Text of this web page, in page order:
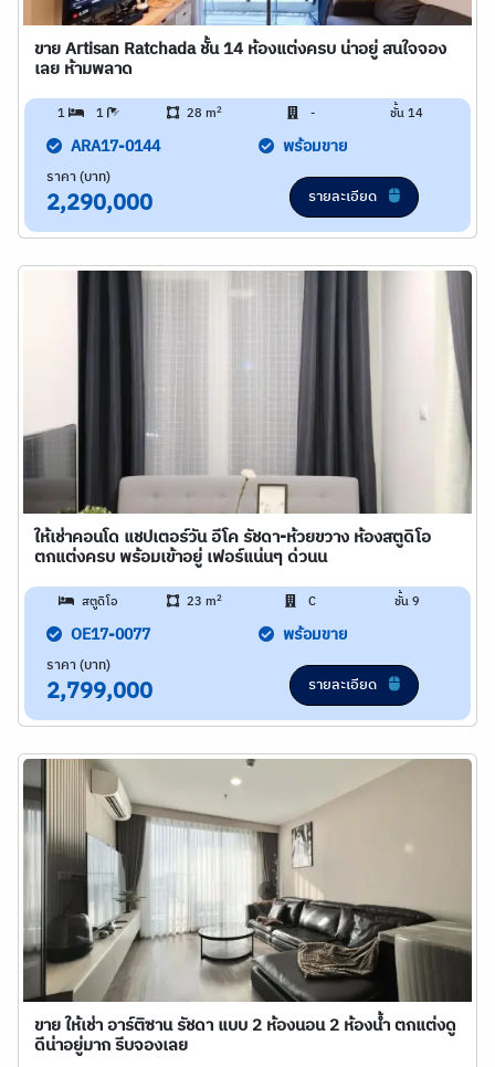
ขาย Artisan Ratchada ชั้น 14 ห้องแต่งครบ น่าอยู่ สนใจจอง
เลย ห้ามพลาด
1 1 28 m2 - ชั้น 14
ARA17-0144 พร้อมขาย
ราคา (บาท)
2,290,000 รายละเอียด
ให้เช่าคอนโด แชปเตอร์วัน อีโค รัชดา-ห้วยขวาง ห้องสตูดิโอ
ตกแต่งครบ พร้อมเข้าอยู่ เฟอร์แน่นๆ ด่วนน
สตูดิโอ 23 m2 C ชั้น 9
OE17-0077 พร้อมขาย
ราคา (บาท)
2,799,000 รายละเอียด
ขาย ให้เช่า อาร์ติซาน รัชดา แบบ 2 ห้องนอน 2 ห้องน้ำ ตกแต่งดู
ดีน่าอยู่มาก รีบจองเลย